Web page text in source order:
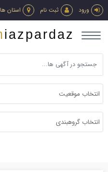
ورود ثبت نام استان ها
niazpardaz
انتخاب موقعیت
انتخاب گروهبندی